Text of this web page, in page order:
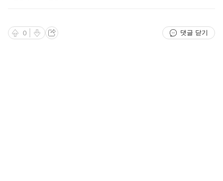
0 댓글 닫기